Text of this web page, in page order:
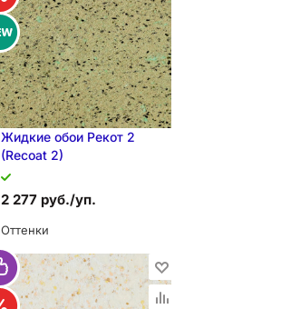
Жидкие обои Рекот 2
(Recoat 2)
2 277 руб./уп.
Оттенки